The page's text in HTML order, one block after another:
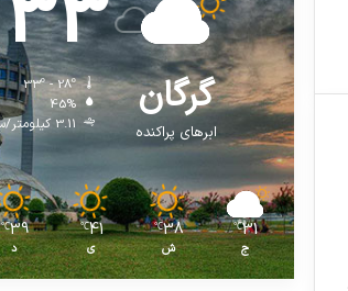
گرگان
ابرهای پراکنده
33º - 28º
45%
3.11 کیلومتر/ساعت
31
℃
ج
38
℃
ش
41
℃
ی
39
℃
د